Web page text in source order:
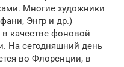
Многие художники
Энгр и др.)
качестве фоновой
На сегодняшний день
во Флоренции, в